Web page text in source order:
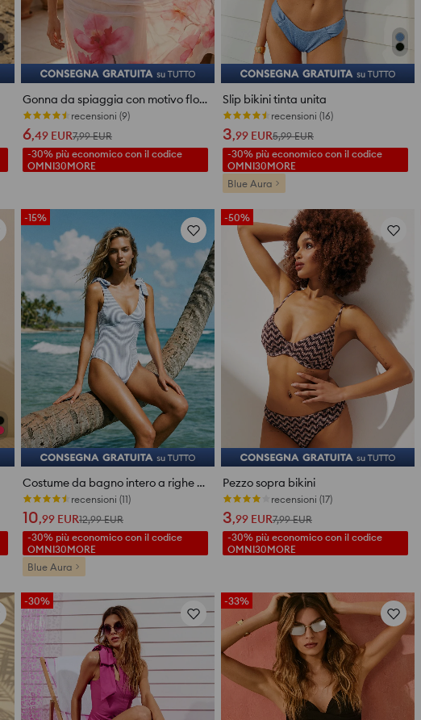
Gonna da spiaggia con motivo floreale
recensioni (9)
6,49 EUR7,99 EUR
-30% più economico con il codice
OMNI30MORE
Slip bikini tinta unita
recensioni (16)
3,99 EUR5,99 EUR
-30% più economico con il codice
OMNI30MORE
Blue Aura
-15%
Costume da bagno intero a righe con spalline da annodare
Ultimi pezzi
10,99 EUR12,99 EUR
-30% più economico con il codice
OMNI30MORE
Blue Aura
-50%
Pezzo sopra bikini
recensioni (17)
3,99 EUR7,99 EUR
-30% più economico con il codice
OMNI30MORE
-30% -33%